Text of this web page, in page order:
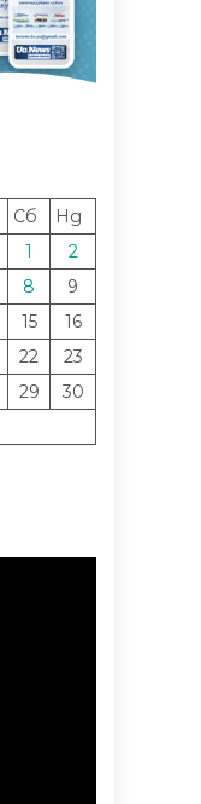
Сб
Нд
1
2
8
9
15
16
22
23
29
30